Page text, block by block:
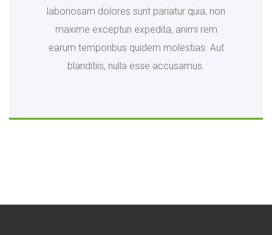
laboriosam dolores sunt pariatur quia, non
maxime excepturi expedita, animi rem
earum temporibus quidem molestias. Aut
blanditiis, nulla esse accusamus.